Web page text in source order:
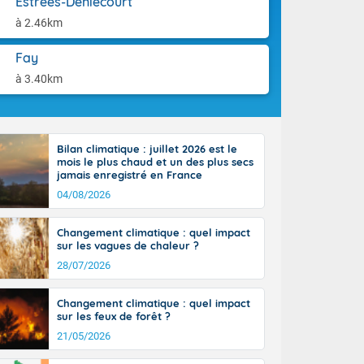
à 2.46km
Fay
à 3.40km
l'après-
14
il fait
30 à 35
Bilan climatique : juillet 2026 est le
mois le plus chaud et un des plus secs
jamais enregistré en France
04/08/2026
Changement climatique : quel impact
sur les vagues de chaleur ?
28/07/2026
Changement climatique : quel impact
sur les feux de forêt ?
21/05/2026